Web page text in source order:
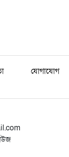
যোগাযোগ